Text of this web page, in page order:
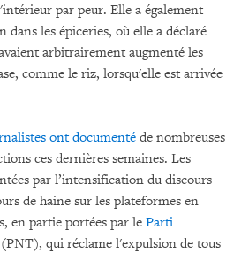
par peur. Elle a également
les épiceries, où elle a déclaré
arbitrairement augmenté les
comme le riz, lorsqu'elle est arrivée
ont documenté de nombreuses
ces dernières semaines. Les
par l’intensification du discours
de haine sur les plateformes en
en partie portées par le Parti
(PNT), qui réclame l'expulsion de tous